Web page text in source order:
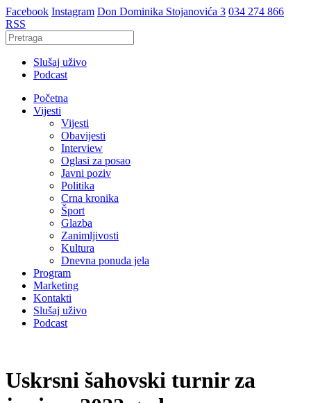
Facebook Instagram Don Dominika Stojanovića 3 034 274 866
RSS
Slušaj uživo
Podcast
Početna
Vijesti
Vijesti
Obavijesti
Interview
Oglasi za posao
Javni poziv
Politika
Crna kronika
Šport
Glazba
Zanimljivosti
Kultura
Dnevna ponuda jela
Program
Marketing
Kontakti
Slušaj uživo
Podcast
Uskrsni šahovski turnir za